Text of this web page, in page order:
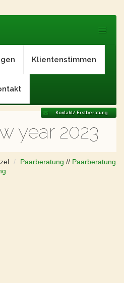
Klientenstimmen
Kontakt/ Erstberatung
year 2023
Paarberatung // Paarberatung